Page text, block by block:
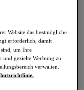
Website das bestmögliche
erforderlich, damit
um Ihre
und gezielte Werbung zu
verwalten.